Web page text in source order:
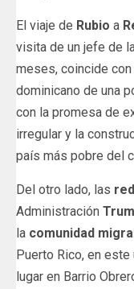
El viaje de Rubio a
visita de un jefe de
meses, coincide
dominicano de una
con la promesa de
irregular y la
país más pobre del
Del otro lado, las
Administración
la comunidad
Puerto Rico, en
lugar en Barrio